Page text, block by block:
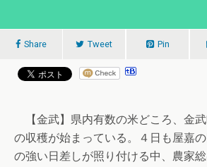
Share Tweet Pin
【金武】県内有数の米どころ、金
の収穫が始まっている。４日も屋嘉
の強い日差しが照り付ける中、農家